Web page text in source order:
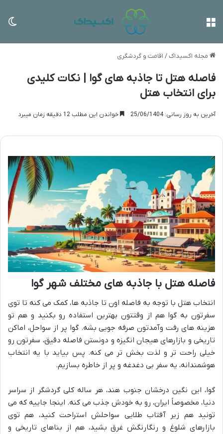
مجله اکسیداک/ اقامت و گردشگری
فاصله هتل تا جاذبه های گوا | نکات کلیدی
برای انتخاب هتل
آخرین به روز رسانی: 25/06/1404 خواندن این مطلب 12 دقیقه زمان میبرد
فاصله هتل با جاذبه های مختلف شهر گوا
انتخاب هتل با توجه به فاصله اون تا جاذبه ها، کمک می کنه تا توی
سفرتون به گوا هم از وقتتون بهترین استفاده رو بکنید و هم تو
هزینه های رفت وآمدتون صرفه جویی بشه. گوا پر از سواحل، اماکن
تاریخی و بازارهای هیجان انگیزه و دونستن فاصله دقیق، سفرتون رو
خیلی راحت تر و لذت بخش تر می کنه. پس بیاید با یه انتخاب
هوشمندانه، یه سفر بی دغدغه و پر از خاطره بسازیم.
گوا، این نگین درخشان جنوب هند، هر ساله کلی گردشگر از سراسر
دنیا، مخصوصاً ایران، رو به خودش جذب می کنه. اینجا جاییه که می
تونید هم زیر آفتاب طلایی سواحلش استراحت کنید، هم توی
بازارهای شلوغ و رنگارنگش غرق بشید، هم از بناهای تاریخی و